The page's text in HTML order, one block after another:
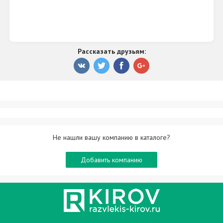
Рассказать друзьям:
Не нашли вашу компанию в каталоге?
Добавить компанию